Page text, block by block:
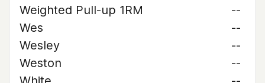
Weighted Pull-up 1RM
--
Wes
--
Wesley
--
Weston
--